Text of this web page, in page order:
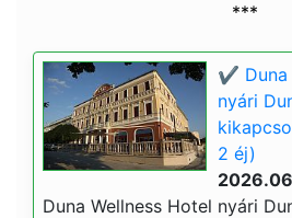
***
✔️ Duna
nyári
2 éj)
Duna Wellness Hotel nyári